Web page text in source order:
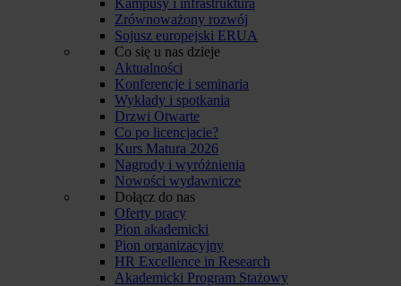
Zrównoważony rozwój
Sojusz europejski ERUA
Co się u nas dzieje
Aktualności
Konferencje i seminaria
Wykłady i spotkania
Drzwi Otwarte
Co po licencjacie?
Kurs Matura 2026
Nagrody i wyróżnienia
Nowości wydawnicze
Dołącz do nas
Oferty pracy
Pion akademicki
Pion organizacyjny
HR Excellence in Research
Akademicki Program Stażowy